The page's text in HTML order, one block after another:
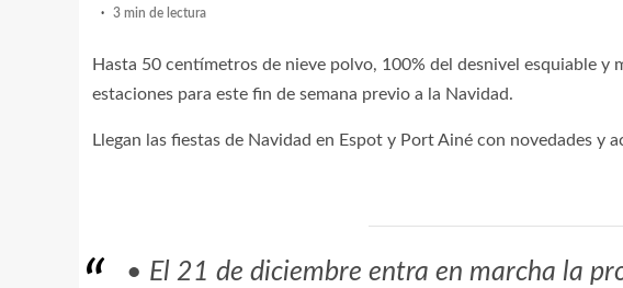
3 min de lectura
Hasta 50 centímetros de nieve polvo, 100% del desnivel esquiable y
estaciones para este fin de semana previo a la Navidad.
Llegan las fiestas de Navidad en Espot y Port Ainé con novedades y
• El 21 de diciembre entra en marcha la